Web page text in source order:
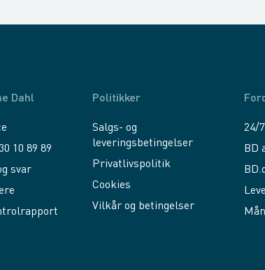
Dahl
10 89 89
svar
Politikker
Salgs- og
leveringsbetingelser
Privatlivspolitik
Cookies
Vilkår og betingelser
24/7
BD